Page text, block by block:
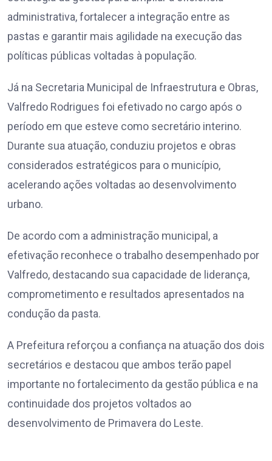
administrativa, fortalecer a integração entre as
pastas e garantir mais agilidade na execução das
políticas públicas voltadas à população.
Já na Secretaria Municipal de Infraestrutura e Obras,
Valfredo Rodrigues foi efetivado no cargo após o
período em que esteve como secretário interino.
Durante sua atuação, conduziu projetos e obras
considerados estratégicos para o município,
acelerando ações voltadas ao desenvolvimento
urbano.
De acordo com a administração municipal, a
efetivação reconhece o trabalho desempenhado por
Valfredo, destacando sua capacidade de liderança,
comprometimento e resultados apresentados na
condução da pasta.
A Prefeitura reforçou a confiança na atuação dos dois
secretários e destacou que ambos terão papel
importante no fortalecimento da gestão pública e na
continuidade dos projetos voltados ao
desenvolvimento de Primavera do Leste.